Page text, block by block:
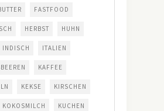
FASTFOOD
HERBST HUHN
INDISCH ITALIEN
KAFFEE
KEKSE KIRSCHEN
KOKOSMILCH KUCHEN